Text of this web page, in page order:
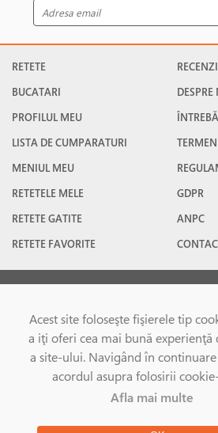
Acest site foloseşte fişierele tip
a iţi oferi cea mai bună experienţă
a site-ului. Navigând în
acordul asupra folosirii
Afla mai multe
RETETE
BUCATARI
PROFILUL MEU
LISTA DE CUMPARATURI
MENIUL MEU
RETETELE MELE
RETETE GATITE
RETETE FAVORITE
DESPRE
GDPR
ANPC
©Gatesc.ro 2026